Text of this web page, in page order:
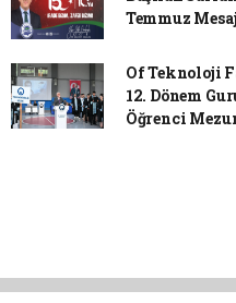
Temmuz
Of Teknoloji
12. Dönem
Öğrenci